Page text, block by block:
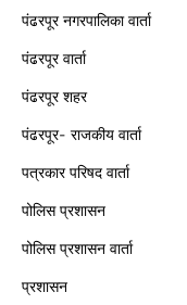
पंढरपूर नगरपालिका वार्ता
पंढरपूर वार्ता
पंढरपूर शहर
पंढरपूर- राजकीय वार्ता
पत्रकार परिषद वार्ता
पोलिस प्रशासन
पोलिस प्रशासन वार्ता
प्रशासन